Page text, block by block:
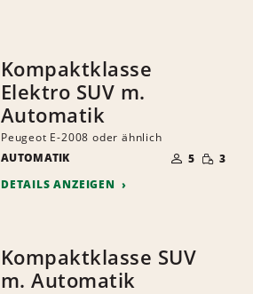
Kompaktklasse
Elektro SUV m.
Automatik
Peugeot E-2008 oder ähnlich
AUTOMATIK
DER
MITFAHRER
5 GERINGE
MENGE
3
DETAILS ANZEIGEN
Kompaktklasse SUV
m. Automatik